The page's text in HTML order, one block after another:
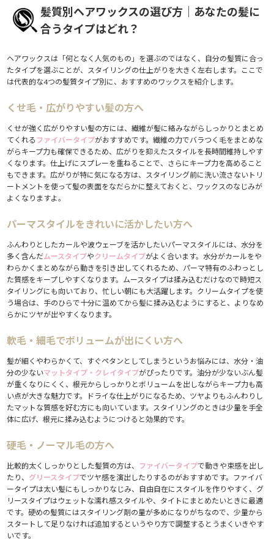
髪質別ヘアワックスの選び方｜あなたの髪に
合うタイプはどれ？
ヘアワックスは「何となく人気のもの」を選ぶのではなく、自分の髪質に合っ
たタイプを選ぶことが、スタイリングの仕上がりを大きく左右します。ここで
は代表的な4つの髪質タイプ別に、おすすめのワックスを紹介します。
くせ毛・広がりやすい髪の方へ
くせが強く広がりやすい髪の方には、繊維が髪に絡みながらしっかりとまとめ
てくれる ファイバータイプがおすすめです。繊維の力でバラつく毛をまとめな
がらキープ力も確保できるため、広がりを抑えたスタイルを長時間維持しやす
くなります。仕上げにスプレーを重ねることで、さらにキープ力を高めること
もできます。広がりが特に気になる方は、スタイリング前に洗い流さないトリ
ートメントを使って髪の表面をなだらかに整えておくと、ワックスのなじみが
よくなりますよ。
パーマスタイルをきれいに活かしたい方へ
ふんわりとしたカールや波ウェーブを活かしたいパーマスタイルには、水分を
多く含んだムースタイプやクリームタイプがよく合います。水分がカールをや
わらかくまとめながら動きを引き出してくれるため、パーマ特有のふわっとし
た質感をキープしやすくなります。ムースタイプは揉み込むだけなので時短ス
タイリングにも向いており、忙しい朝にも大活躍します。クリームタイプを使
う場合は、手のひらで十分に温めてから髪に揉み込むようにすると、よりなめ
らかにツヤが出やすくなります。
軟毛・細毛でボリュームが出にくい方へ
髪が細くやわらかくて、すぐペタンとしてしまうというお悩みには、水分・油
分の少ないマットタイプ・クレイタイプがぴったりです。油分が少ないぶん髪
が重くなりにくく、根元からしっかりとボリュームを出しながらキープ力も高
い点が大きな魅力です。ドライな仕上がりになるため、ツヤよりもふんわりし
たマットな質感を好む方にも向いています。スタイリングのときは少量を手全
体に広げ、根元に揉み込むようにつけると効果的です。
硬毛・ノーマル毛の方へ
比較的太くしっかりとした髪質の方は、 ファイバータイプで動きや束感を出し
たり、 グリースタイプでツヤ感を演出したりするのがおすすめです。ファイバ
ータイプは太い髪にもしっかりなじみ、自由自在にスタイルを作りやすく、グ
リースタイプはウェットな濡れ感スタイルや、タイトにまとめたいときに最適
です。硬めの髪質にはスタイリング剤の量が多めになりがちなので、少量から
スタートして足りなければ追加するというやり方で調整するとうまくいきやす
いです。